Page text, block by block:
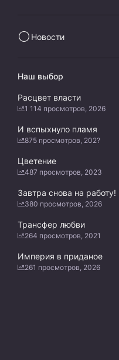
Новости
Наш выбор
Расцвет власти
1 114 просмотров, 2026
И вспыхнуло пламя
875 просмотров, 202?
Цветение
487 просмотров, 2023
Завтра снова на работу!
380 просмотров, 2026
Трансфер любви
264 просмотров, 2021
Империя в приданое
261 просмотров, 2026